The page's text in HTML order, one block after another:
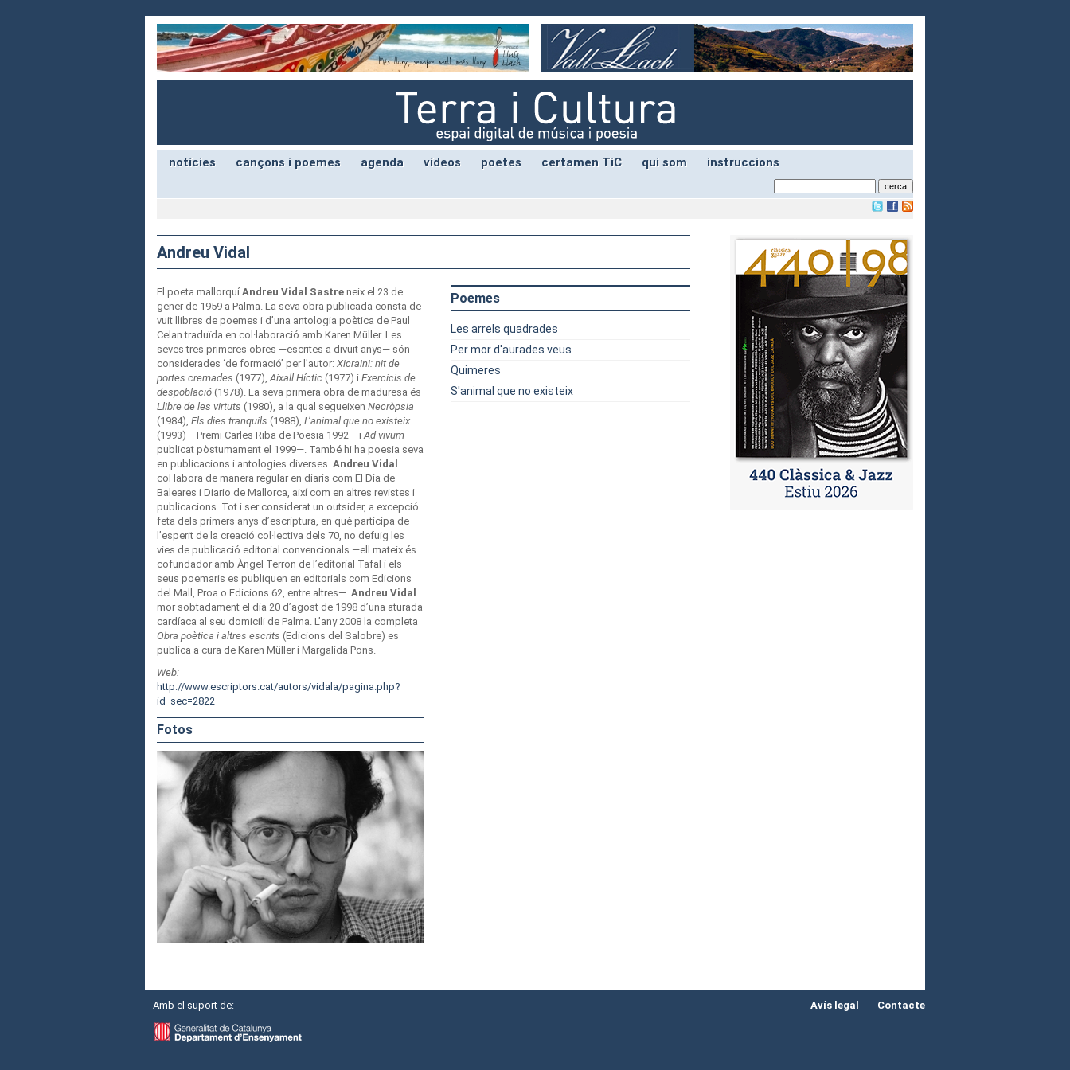
notícies cançons i poemes agenda vídeos poetes certamen TiC qui som instruccions
Andreu Vidal
El poeta mallorquí Andreu Vidal Sastre neix el 23 de
gener de 1959 a Palma. La seva obra publicada consta de
vuit llibres de poemes i d’una antologia poètica de Paul
Celan traduïda en col·laboració amb Karen Müller. Les
seves tres primeres obres —escrites a divuit anys— són
considerades ‘de formació’ per l’autor: Xicraini: nit de
portes cremades (1977),Aixall Híctic (1977) i Exercicis de
despoblació (1978). La seva primera obra de maduresa és
Llibre de les virtuts (1980), a la qual segueixen Necròpsia
(1984), Els dies tranquils (1988), L’animal que no existeix
(1993) —Premi Carles Riba de Poesia 1992— iAd vivum —
publicat pòstumament el 1999—. També hi ha poesia seva
en publicacions i antologies diverses. Andreu Vidal
col·labora de manera regular en diaris com El Día de
Baleares i Diario de Mallorca, així com en altres revistes i
publicacions. Tot i ser considerat un outsider, a excepció
feta dels primers anys d’escriptura, en què participa de
l’esperit de la creació col·lectiva dels 70, no defuig les
vies de publicació editorial convencionals —ell mateix és
cofundador amb Àngel Terron de l’editorial Tafal i els
seus poemaris es publiquen en editorials com Edicions
del Mall, Proa o Edicions 62, entre altres—. Andreu Vidal
mor sobtadament el dia 20 d’agost de 1998 d’una aturada
cardíaca al seu domicili de Palma. L’any 2008 la completa
Obra poètica i altres escrits (Edicions del Salobre) es
publica a cura de Karen Müller i Margalida Pons.
Web:
http://www.escriptors.cat/autors/vidala/pagina.php?
id_sec=2822
Fotos
Poemes
Les arrels quadrades
Per mor d'aurades veus
Quimeres
S'animal que no existeix
Amb el suport de: Avís legal Contacte